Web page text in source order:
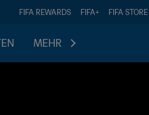
FIFA REWARDS FIFA+ FIFA STORE
MEHR